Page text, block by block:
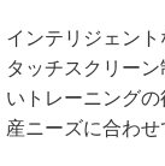
インテリジェン
タッチスクリー
いトレーニング
産ニーズに合わせ